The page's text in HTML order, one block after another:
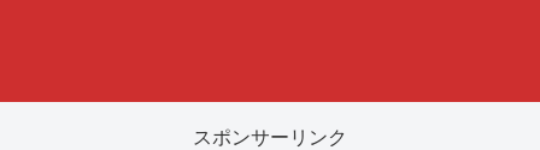
スポンサーリンク